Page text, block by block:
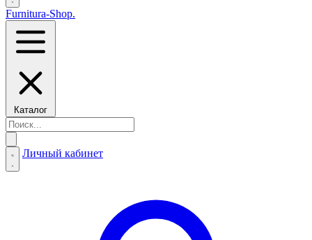
Furnitura-Shop.
Каталог
Личный кабинет